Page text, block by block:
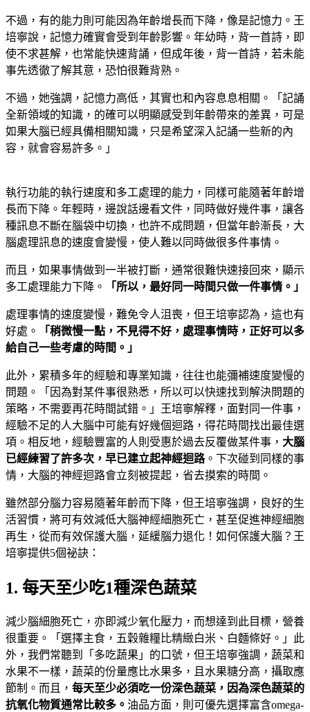
不過，有的能力則可能因為年齡增長而下降，像是記憶力。王
培寧說，記憶力確實會受到年齡影響。年幼時，背一首詩，即
使不求甚解，也常能快速背誦，但成年後，背一首詩，若未能
事先透徹了解其意，恐怕很難背熟。
不過，她強調，記憶力高低，其實也和內容息息相關。「記誦
全新領域的知識，的確可以明顯感受到年齡帶來的差異，可是
如果大腦已經具備相關知識，只是希望深入記誦一些新的內
容，就會容易許多。」
執行功能的執行速度和多工處理的能力，同樣可能隨著年齡增
長而下降。年輕時，邊說話邊看文件，同時做好幾件事，讓各
種訊息不斷在腦袋中切換，也許不成問題，但當年齡漸長，大
腦處理訊息的速度會變慢，使人難以同時做很多件事情。
而且，如果事情做到一半被打斷，通常很難快速接回來，顯示
多工處理能力下降。
「所以，最好同一時間只做一件事情。」
處理事情的速度變慢，難免令人沮喪，但王培寧認為，這也有
好處。
「稍微慢一點，不見得不好，處理事情時，正好可以多
給自己一些考慮的時間。」
此外，累積多年的經驗和專業知識，往往也能彌補速度變慢的
問題。「因為對某件事很熟悉，所以可以快速找到解決問題的
策略，不需要再花時間試錯。」王培寧解釋，面對同一件事，
經驗不足的人大腦中可能有好幾個迴路，得花時間找出最佳選
項。相反地，經驗豐富的人則受惠於過去反覆做某件事， 大腦
已經練習了許多次，早已建立起神經迴路。下次碰到同樣的事
情，大腦的神經迴路會立刻被提起，省去摸索的時間。
雖然部分腦力容易隨著年齡而下降，但王培寧強調，良好的生
活習慣，將可有效減低大腦神經細胞死亡，甚至促進神經細胞
再生，從而有效保護大腦，延緩腦力退化！如何保護大腦？王
培寧提供5個祕訣：
1. 每天至少吃1種深色蔬菜
減少腦細胞死亡，亦即減少氧化壓力，而想達到此目標，營養
很重要。「選擇主食，五穀雜糧比精緻白米、白麵條好。」此
外，我們常聽到「多吃蔬果」的口號，但王培寧強調，蔬菜和
水果不一樣，蔬菜的份量應比水果多，且水果糖分高，攝取應
節制。而且， 每天至少必須吃一份深色蔬菜，因為深色蔬菜的
抗氧化物質通常比較多。 油品方面，則可優先選擇富含omega-